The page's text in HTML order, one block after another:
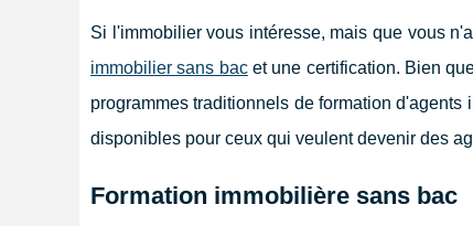
Si l'immobilier vous intéresse, mais que vous
immobilier sans bacet une certification. Bien
programmes traditionnels de formation
disponibles pour ceux qui veulent devenir des
Formation immobilière sans bac